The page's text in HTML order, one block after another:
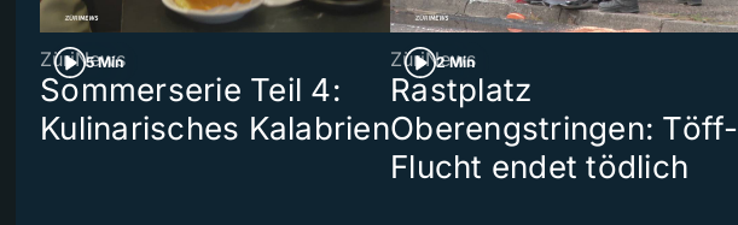
5 Min
ZüriNews
Sommerserie Teil 4:
Kulinarisches Kalabrien
2 Min
ZüriNews
Rastplatz
Oberengstringen: Töff-
Flucht endet tödlich